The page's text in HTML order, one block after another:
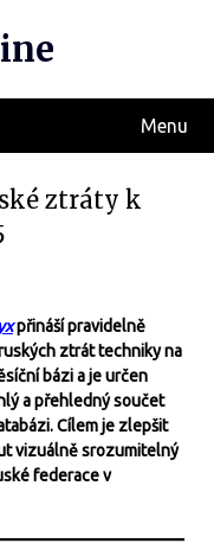
Menu
ztráty k
přináší pravidelně
ztrát techniky na
bázi a je určen
a přehledný součet
Cílem je zlepšit
vizuálně srozumitelný
federace v